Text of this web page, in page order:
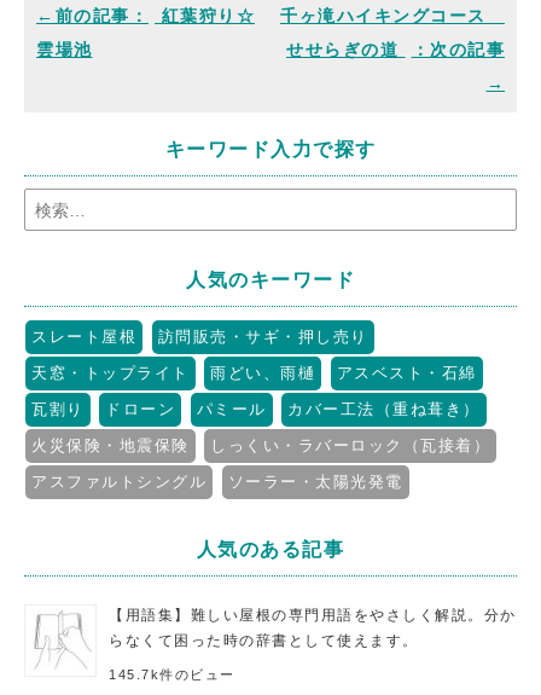
紅葉狩り☆
雲場池
千ヶ滝ハイキングコース
せせらぎの道
キーワード入力で探す
人気のキーワード
スレート屋根
訪問販売・サギ・押し売り
天窓・トップライト
雨どい、雨樋
アスベスト・石綿
瓦割り
ドローン パミール
カバー工法（重ね葺き）
火災保険・地震保険
しっくい・ラバーロック（瓦接着）
アスファルトシングル
ソーラー・太陽光発電
人気のある記事
【用語集】難しい屋根の専門用語をやさしく解説。分か
らなくて困った時の辞書として使えます。
145.7k件のビュー